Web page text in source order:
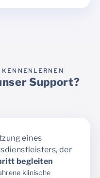
Support?
eines
der
begleiten
klinische